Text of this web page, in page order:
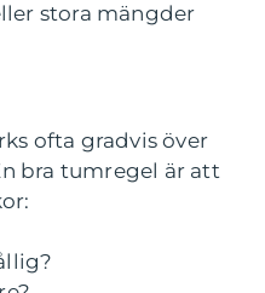
stora mängder
ofta gradvis över
bra tumregel är att